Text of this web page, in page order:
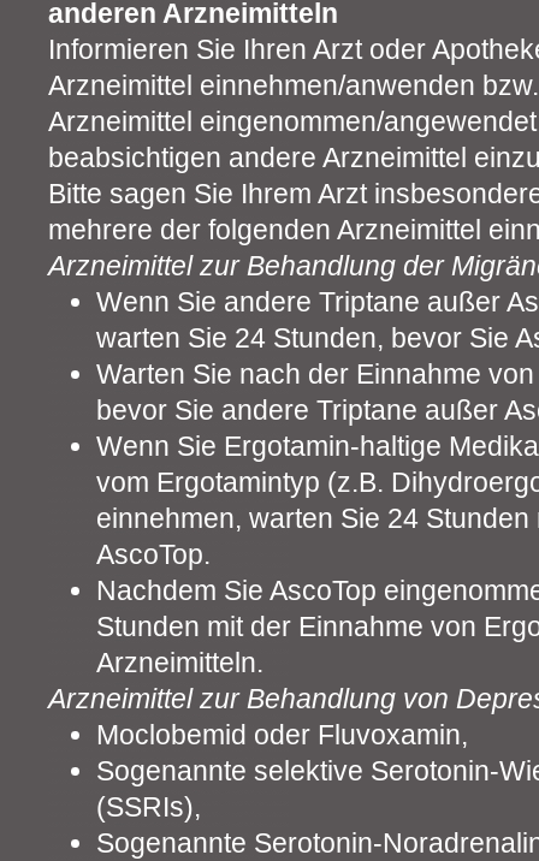
anderen Arzneimitteln
Informieren Sie Ihren Arzt oder
Arzneimittel einnehmen/anwenden
Arzneimittel eingenommen/
beabsichtigen andere Arzneimittel
Bitte sagen Sie Ihrem Arzt
mehrere der folgenden Arzneimittel
Arzneimittel zur Behandlung der
Wenn Sie andere Triptane außer
warten Sie 24 Stunden, bevor Sie
Warten Sie nach der Einnahme
bevor Sie andere Triptane außer
Wenn Sie Ergotamin-haltige
vom Ergotamintyp (z.B.
einnehmen, warten Sie 24
AscoTop.
Nachdem Sie AscoTop
Stunden mit der Einnahme von
Arzneimitteln.
Arzneimittel zur Behandlung von
Moclobemid oder Fluvoxamin,
Sogenannte selektive Serotonin-
(SSRIs),
Sogenannte Serotonin-